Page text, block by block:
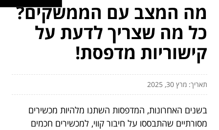
מה המצב עם הממשקים?
כל מה שצריך לדעת על
קישוריות מדפסת!
תאריך: מרץ 30, 2025
בשנים האחרונות, המדפסות השתנו מלהיות מכשירים
מסורתיים שהתבססו על חיבור קווי, למכשירים חכמים